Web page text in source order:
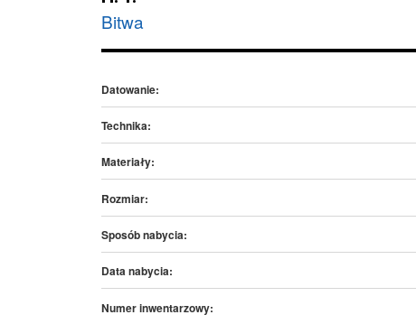
Bitwa
Datowanie:
Technika:
Materiały:
Rozmiar:
Sposób nabycia:
Data nabycia:
Numer inwentarzowy: